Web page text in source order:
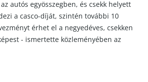
autós egyösszegben, és csekk helyett
a casco-díját, szintén további 10
érhet el a negyedéves, csekken
- ismertette közleményében az